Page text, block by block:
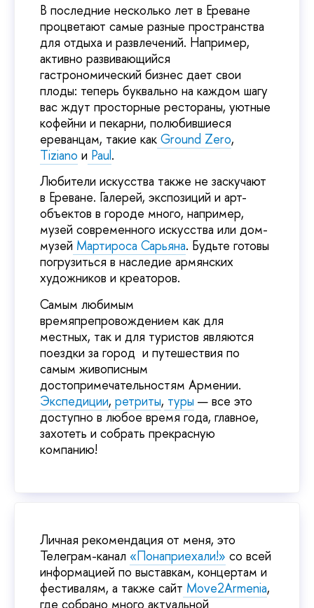
В последние несколько лет в Ереване
процветают самые разные пространства
для отдыха и развлечений. Например,
активно развивающийся
гастрономический бизнес дает свои
плоды: теперь буквально на каждом шагу
вас ждут просторные рестораны, уютные
кофейни и пекарни, полюбившиеся
ереванцам, такие как Ground Zero,
Tiziano и Paul.
Любители искусства также не заскучают
в Ереване. Галерей, экспозиций и арт-
объектов в городе много, например,
музей современного искусства или дом-
музей Мартироса Сарьяна. Будьте готовы
погрузиться в наследие армянских
художников и креаторов.
Самым любимым
времяпрепровождением как для
местных, так и для туристов являются
поездки за город и путешествия по
самым живописным
достопримечательностям Армении.
Экспедиции, ретриты, туры — все это
доступно в любое время года, главное,
захотеть и собрать прекрасную
компанию!
Личная рекомендация от меня, это
Телеграм-канал «Понаприехали!» со всей
информацией по выставкам, концертам и
фестивалям, а также сайт Move2Armenia,
где собрано много актуальной